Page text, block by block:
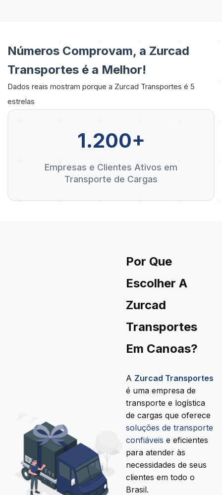
Números Comprovam, a Zurcad
Transportes é a Melhor!
Dados reais mostram porque a Zurcad Transportes é 5
estrelas
1.200+
Empresas e Clientes Ativos em
Transporte de Cargas
Por Que
Escolher A
Zurcad
Transportes
Em Canoas?
A Zurcad Transportes
é uma empresa de
transporte e logística
de cargas que oferece
soluções de transporte
confiáveis e eficientes
para atender às
necessidades de seus
clientes em todo o
Brasil.